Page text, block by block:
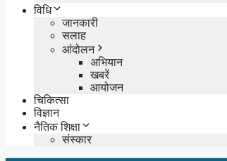
विधि
जानकारी
सलाह
आंदोलन
अभियान
खबरें
आयोजन
चिकित्सा
विज्ञान
नैतिक शिक्षा
संस्कार